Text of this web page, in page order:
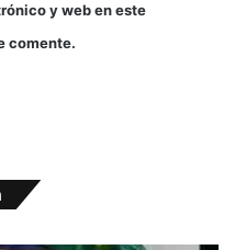
y web en este
comente.